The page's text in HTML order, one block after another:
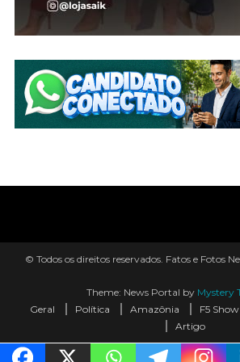
© Todos os direitos reservados. Fatos e Fotos
Theme: News Portal by Mystery
Geral
Política Amazônia F5 Show
Artigo